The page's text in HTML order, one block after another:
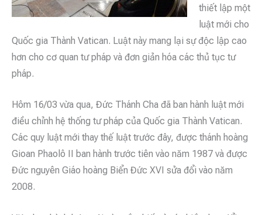
thiết lập một
luật mới cho
Quốc gia Thành Vatican. Luật này mang lại sự độc lập cao
hơn cho cơ quan tư pháp và đơn giản hóa các thủ tục tư
pháp.
Hôm 16/03 vừa qua, Đức Thánh Cha đã ban hành luật mới
điều chỉnh hệ thống tư pháp của Quốc gia Thành Vatican.
Các quy luật mới thay thế luật trước đây, được thánh hoàng
Gioan Phaolô II ban hành trước tiên vào năm 1987 và được
Đức nguyên Giáo hoàng Biển Đức XVI sửa đổi vào năm
2008.